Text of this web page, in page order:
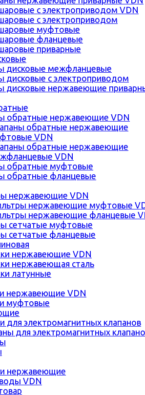
с электроприводом VDN
с электроприводом
муфтовые
фланцевые
приварные
дисковые межфланцевые
дисковые с электроприводом
дисковые нержавеющие
обратные нержавеющие VDN
обратные нержавеющие
VDN
обратные нержавеющие
VDN
обратные муфтовые
обратные фланцевые
нержавеющие VDN
нержавеющие муфтовые
нержавеющие фланцевые
сетчатые муфтовые
сетчатые фланцевые
нержавеющие VDN
нержавеющая сталь
латунные
нержавеющие VDN
муфтовые
для электромагнитных клапанов
для электромагнитных
нержавеющие
VDN